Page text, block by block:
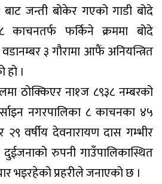
बाट जन्ती बोकेर गएको गाडी बोदे
८ काचनतर्फ फर्किने क्रममा बोदे
३ गौरामा आफैं अनियन्त्रित
हो ।
ठोक्किएर ना१ज ८९३८ नम्बरको
नगरपालिका ८ काचनका ४५
२९ वर्षीय देवनारायण दास गम्भीर
रुपनी गाउँपालिकास्थित
भइरहेको प्रहरीले जनाएको छ ।